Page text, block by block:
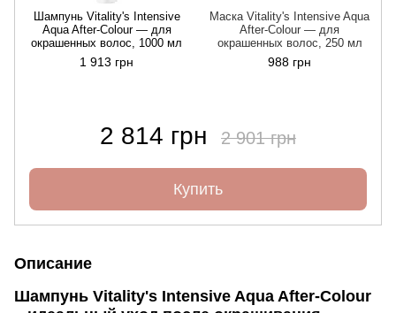
Шампунь Vitality's Intensive
Aqua After-Colour — для
окрашенных волос, 1000 мл
1 913 грн
Маска Vitality's Intensive Aqua
After-Colour — для
окрашенных волос, 250 мл
988 грн
2 814 грн 2 901 грн
Купить
Описание
Шампунь Vitality's Intensive Aqua After-Colour